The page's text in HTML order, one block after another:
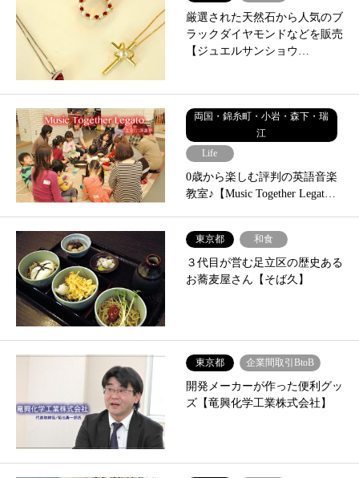
厳選された天然石から人気のブ
ラックダイヤモンドなどを販売
【ジュエルサンショウ…
両国・錦糸町・小岩・森下・瑞
江
Life
0歳から楽しむ評判の英語音楽
教室♪【Music Together Legat…
東京都 和食
３代目が営む足立区の歴史ある
お蕎麦屋さん【そば久】
東京都 企業間取引BtoB
開発メーカーが作った便利グッ
ズ【竜興化学工業株式会社】